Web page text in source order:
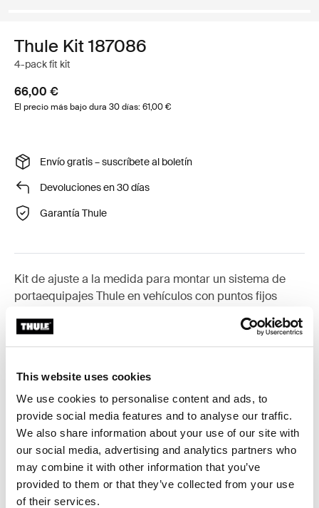
This website uses cookies
We use cookies to personalise content and ads, to
provide social media features and to analyse our traffic.
We also share information about your use of our site with
our social media, advertising and analytics partners who
may combine it with other information that you’ve
provided to them or that they’ve collected from your use
of their services.
Thule Kit 187086
4-pack fit kit
66,00 €
El precio más bajo dura 30 días: 61,00 €
Envío gratis – suscríbete al boletín
Devoluciones en 30 días
Garantía Thule
Kit de ajuste a la medida para montar un sistema de
portaequipajes Thule en vehículos con puntos fijos
portaequipajes de instalación personalizada.
Toggle features
Todas las características
Toggle techspec
Especificaciones técnicas
Toggle guides and instructions
Instrucciones